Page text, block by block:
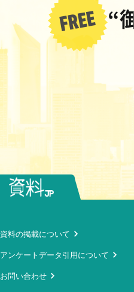
“
資料の掲載について
アンケートデータ引用について
お問い合わせ